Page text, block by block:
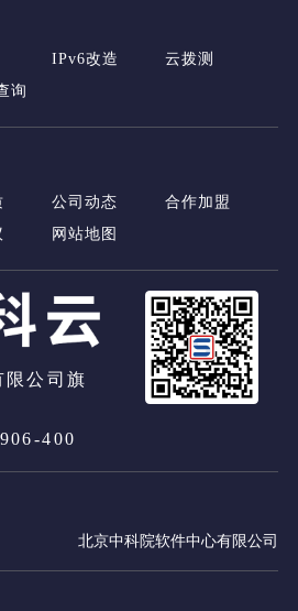
IPv6改造
云拨测
询
公司动态
合作加盟
网站地图
限公司旗
400
北京中科院软件中心有限公司